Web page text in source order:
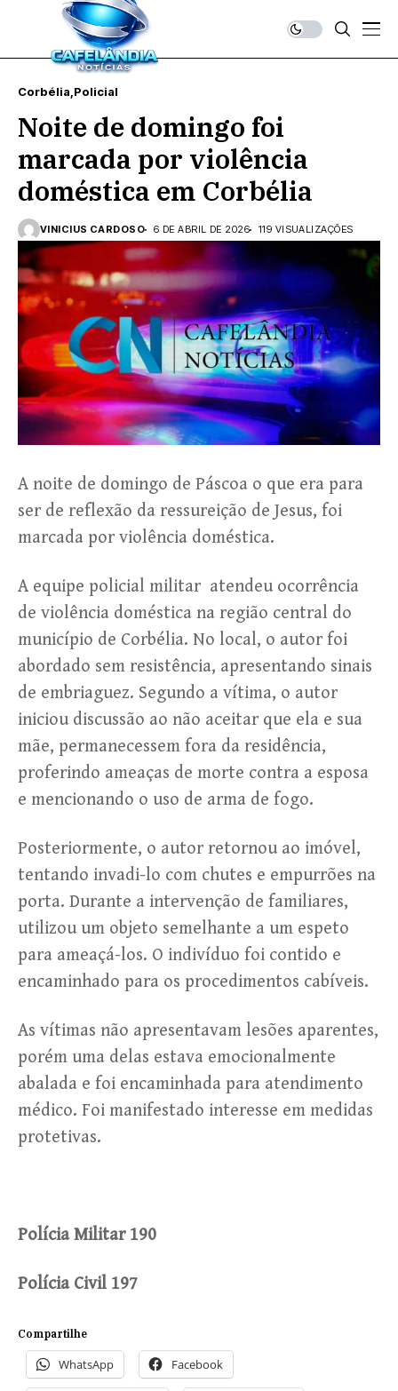
Corbélia Policial
Noite de domingo foi
marcada por violência
doméstica em Corbélia
VINICIUS CARDOSO 6 DE ABRIL DE 2026 119 VISUALIZAÇÕES
A noite de domingo de Páscoa o que era para
ser de reflexão da ressureição de Jesus, foi
marcada por violência doméstica.
A equipe policial militar atendeu ocorrência
de violência doméstica na região central do
município de Corbélia. No local, o autor foi
abordado sem resistência, apresentando sinais
de embriaguez. Segundo a vítima, o autor
iniciou discussão ao não aceitar que ela e sua
mãe, permanecessem fora da residência,
proferindo ameaças de morte contra a esposa
e mencionando o uso de arma de fogo.
Posteriormente, o autor retornou ao imóvel,
tentando invadi-lo com chutes e empurrões na
porta. Durante a intervenção de familiares,
utilizou um objeto semelhante a um espeto
para ameaçá-los. O indivíduo foi contido e
encaminhado para os procedimentos cabíveis.
As vítimas não apresentavam lesões aparentes,
porém uma delas estava emocionalmente
abalada e foi encaminhada para atendimento
médico. Foi manifestado interesse em medidas
protetivas.
Polícia Militar 190
Polícia Civil 197
Compartilhe
WhatsApp Facebook